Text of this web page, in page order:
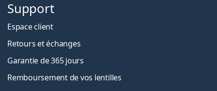
Support
Espace client
Retours et échanges
Garantie de 365 jours
Remboursement de vos lentilles